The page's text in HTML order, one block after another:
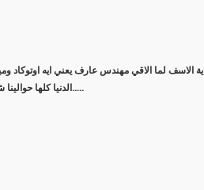
الدنيا كلها حوالينا شغاله ريفيت واحنا لسه.....